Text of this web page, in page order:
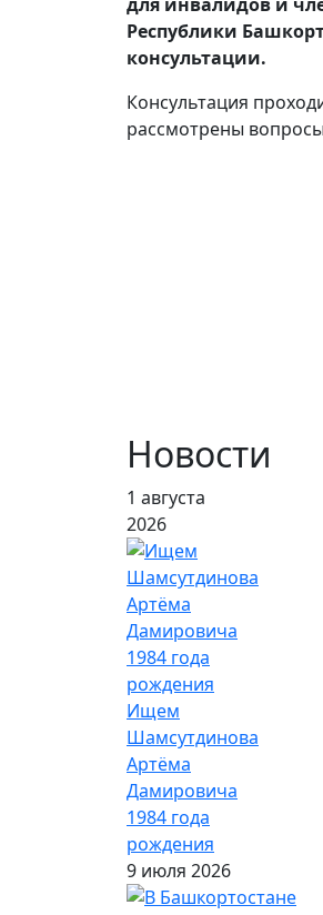
Республики
консультации.
Консультация
рассмотрены
Новости
1 августа
2026
Ищем
Шамсутдинова
Артёма
Дамировича
1984 года
рождения
9 июля 2026